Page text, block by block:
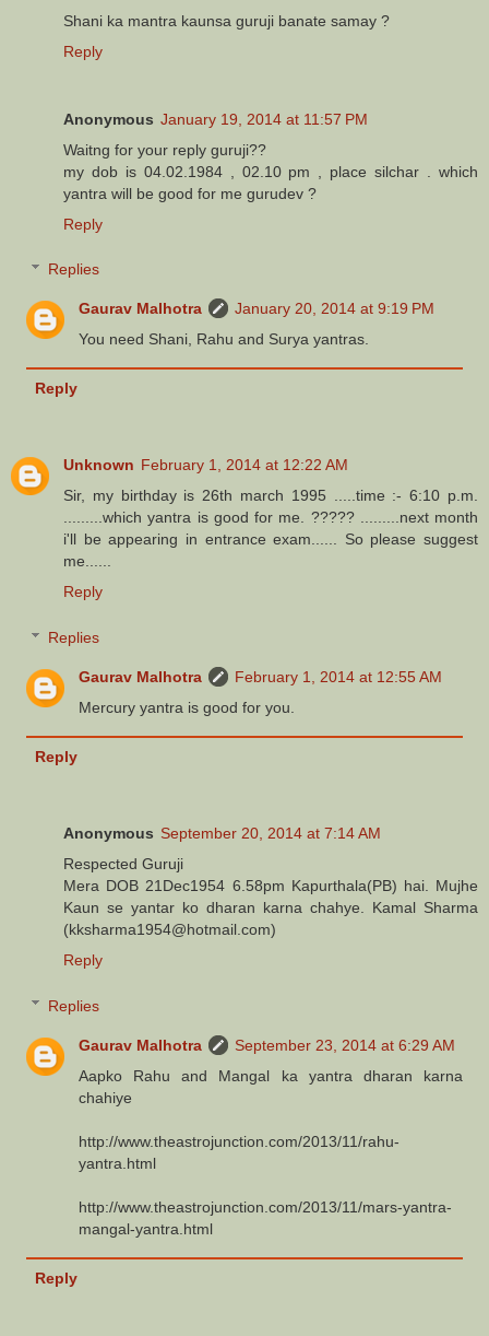
Shani ka mantra kaunsa guruji banate samay ?
Reply
Anonymous January 19, 2014 at 11:57 PM
Waitng for your reply guruji??
my dob is 04.02.1984 , 02.10 pm , place silchar . which
yantra will be good for me gurudev ?
Reply
Replies
Gaurav Malhotra
January 20, 2014 at 9:19 PM
You need Shani, Rahu and Surya yantras.
Reply
Unknown February 1, 2014 at 12:22 AM
Sir, my birthday is 26th march 1995 .....time :- 6:10 p.m.
.........which yantra is good for me. ????? .........next month
i'll be appearing in entrance exam...... So please suggest
me......
Reply
Replies
Gaurav Malhotra
February 1, 2014 at 12:55 AM
Mercury yantra is good for you.
Reply
Anonymous September 20, 2014 at 7:14 AM
Respected Guruji
Mera DOB 21Dec1954 6.58pm Kapurthala(PB) hai. Mujhe
Kaun se yantar ko dharan karna chahye. Kamal Sharma
(kksharma1954@hotmail.com)
Reply
Replies
Gaurav Malhotra
September 23, 2014 at 6:29 AM
Aapko Rahu and Mangal ka yantra dharan karna
chahiye
http://www.theastrojunction.com/2013/11/rahu-
yantra.html
http://www.theastrojunction.com/2013/11/mars-yantra-
mangal-yantra.html
Reply